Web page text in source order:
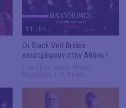
11 FEB
Οι Black Veil Brides
επιστρέφουν στην Αθήνα !